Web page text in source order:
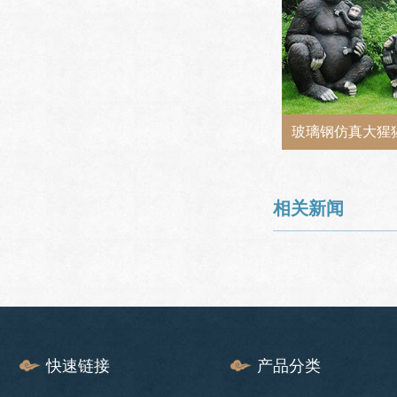
玻璃钢仿真大猩
相关新闻
快速链接 产品分类